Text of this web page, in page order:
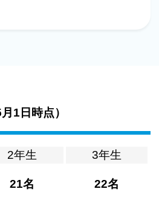
1日時点）
2年生
21名
3年生
22名